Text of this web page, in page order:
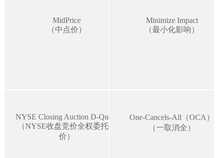
MidPrice
（中点价）
Minimize Impact
（最小化影响）
NYSE Closing Auction D-Quote
（NYSE收盘竞价全权委托报
价）
One-Cancels-All（OCA）
（一取消全）